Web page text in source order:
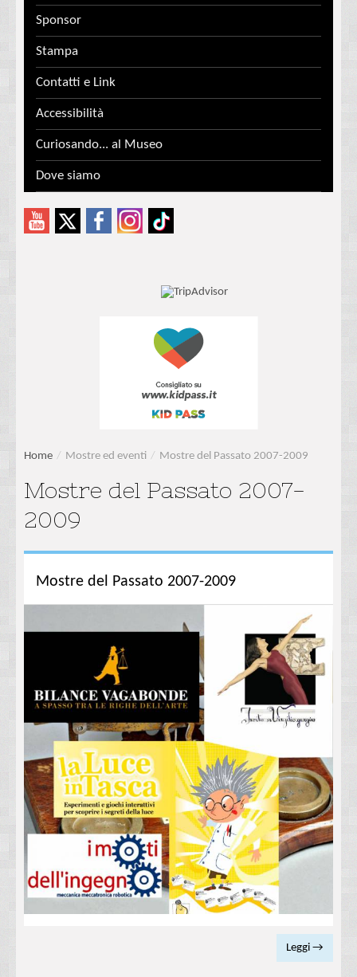
Sponsor
Stampa
Contatti e Link
Accessibilità
Curiosando... al Museo
Dove siamo
Home / Mostre ed eventi / Mostre del Passato 2007-2009
Mostre del Passato 2007-
2009
Mostre del Passato 2007-2009
Leggi →